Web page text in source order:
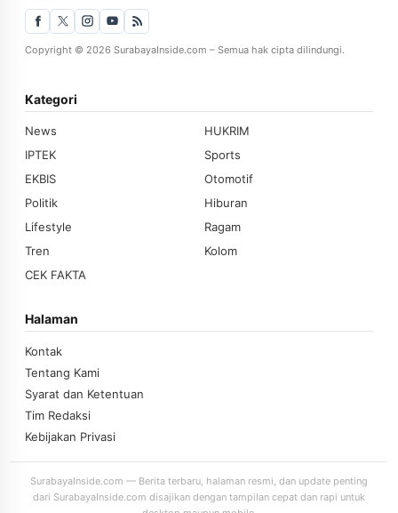
Copyright © 2026 SurabayaInside.com – Semua hak cipta dilindungi.
Kategori
News
HUKRIM
IPTEK
Sports
EKBIS
Otomotif
Politik
Hiburan
Lifestyle
Ragam
Tren
Kolom
CEK FAKTA
Halaman
Kontak
Tentang Kami
Syarat dan Ketentuan
Tim Redaksi
Kebijakan Privasi
SurabayaInside.com — Berita terbaru, halaman resmi, dan update penting
dari SurabayaInside.com disajikan dengan tampilan cepat dan rapi untuk